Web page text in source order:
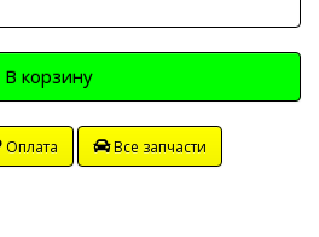
В корзину
Оплата Все запчасти